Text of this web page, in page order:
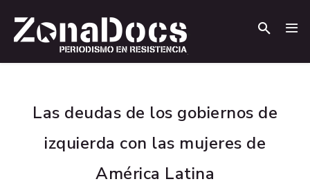
Las deudas de los gobiernos de
izquierda con las mujeres de
América Latina